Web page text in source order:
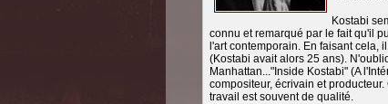
Kostabi
connu et remarqué par le fait qu'il
l'art contemporain. En faisant cela,
(Kostabi avait alors 25 ans).
Manhattan..."Inside Kostabi" (A
compositeur, écrivain et
travail est souvent de qualité.